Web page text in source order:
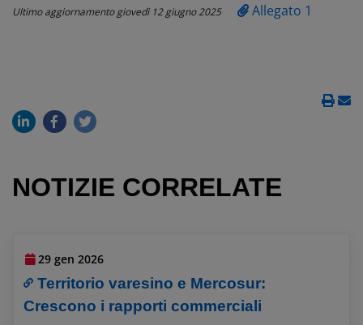
Ultimo aggiornamentogiovedì 12 giugno 2025 Allegato 1
NOTIZIE CORRELATE
29 gen 2026
Territorio varesino e Mercosur:
Crescono i rapporti commerciali